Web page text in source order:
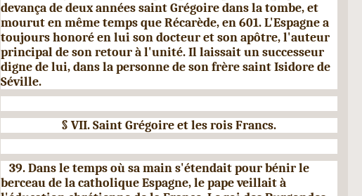
devança de deux années saint Grégoire dans la tombe, et
mourut en même temps que Récarède, en 601. L'Espagne a
toujours honoré en lui son docteur et son apôtre, l'auteur
principal de son retour à l'unité. Il laissait un successeur
digne de lui, dans la per­sonne de son frère saint Isidore de
Séville.
§ VII. Saint Grégoire et les rois Francs.
39. Dans le temps où sa main s'étendait pour bénir le
berceau de la catholique Espagne, le pape veillait à